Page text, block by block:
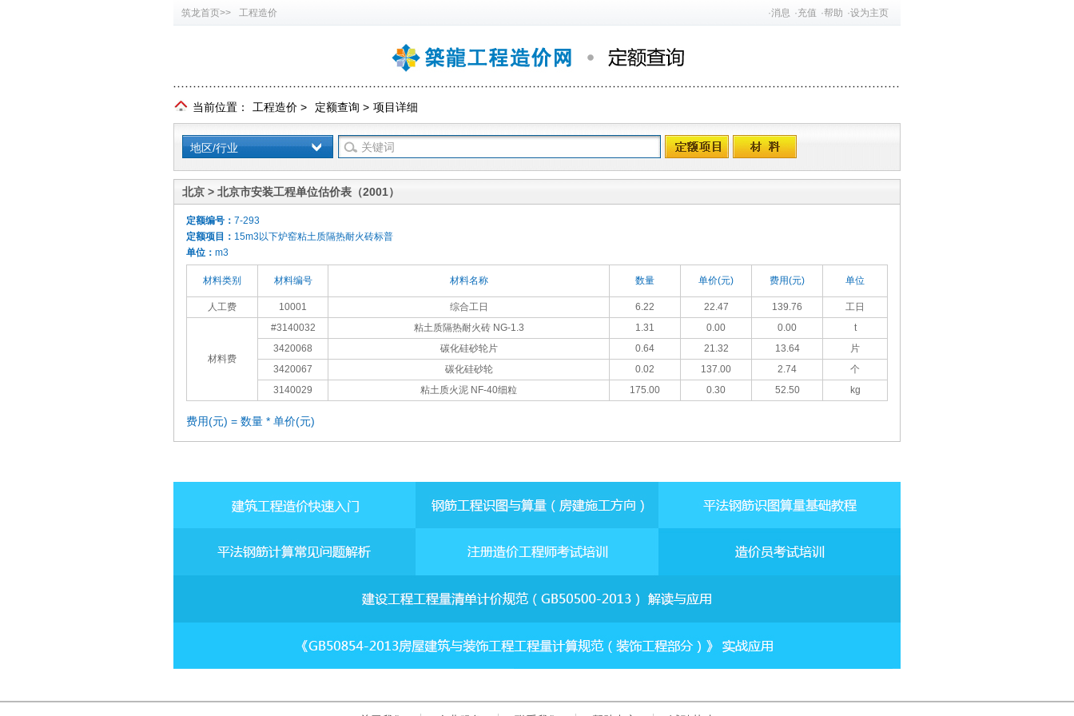
筑龙首页>> 工程造价 ·消息 ·充值 ·帮助 ·设为主页
当前位置： 工程造价 > 定额查询 > 项目详细
地区/行业
北京 > 北京市安装工程单位估价表（2001）
定额编号： 7-293
定额项目： 15m3以下炉窑粘土质隔热耐火砖标普
单位： m3
材料类别 材料编号 材料名称 数量 单价(元) 费用(元) 单位
人工费 10001 综合工日 6.22 22.47 139.76 工日
材料费
#3140032 粘土质隔热耐火砖 NG-1.3 1.31 0.00 0.00
t
3420068
碳化硅砂轮片 0.64 21.32 13.64
片
3420067
碳化硅砂轮 0.02 137.00 2.74
个
3140029
粘土质火泥 NF-40细粒 175.00 0.30 52.50 kg
费用(元) = 数量 * 单价(元)